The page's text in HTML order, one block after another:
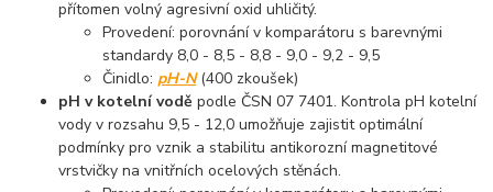
přítomen volný agresivní oxid uhličitý.
Provedení: porovnání v komparátoru s barevnými
standardy 8,0 - 8,5 - 8,8 - 9,0 - 9,2 - 9,5
Činidlo:pH-N (400 zkoušek)
pH v kotelní vodě podle ČSN 07 7401. Kontrola pH kotelní
vody v rozsahu 9,5 - 12,0 umožňuje zajistit optimální
podmínky pro vznik a stabilitu antikorozní magnetitové
vrstvičky na vnitřních ocelových stěnách.